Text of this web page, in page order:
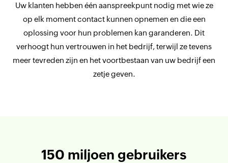
Uw klanten hebben één aanspreekpunt nodig met wie ze
op elk moment contact kunnen opnemen en die een
oplossing voor hun problemen kan garanderen. Dit
verhoogt hun vertrouwen in het bedrijf, terwijl ze tevens
meer tevreden zijn en het voortbestaan van uw bedrijf een
zetje geven.
150 miljoen gebruikers